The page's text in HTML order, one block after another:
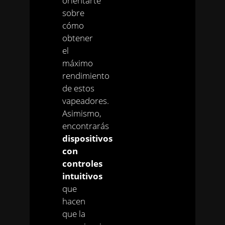
sobre
cómo
obtener
el
máximo
rendimiento
de estos
vapeadores.
Asimismo,
encontrarás
dispositivos
con
controles
intuitivos
que
hacen
que la